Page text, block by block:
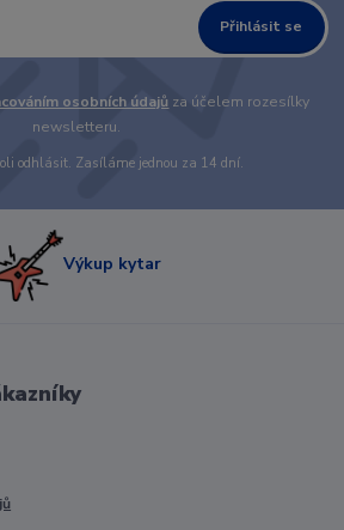
Přihlásit se
osobních údajů za účelem rozesílky
newsletteru.
odhlásit. Zasíláme jednou za 14 dní.
Výkup kytar